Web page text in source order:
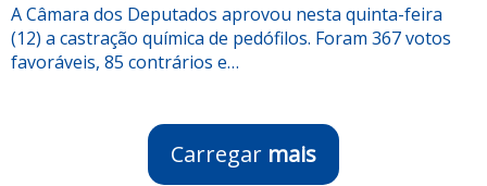
A Câmara dos Deputados aprovou nesta quinta-feira
(12) a castração química de pedófilos. Foram 367 votos
favoráveis, 85 contrários e…
Carregar mais